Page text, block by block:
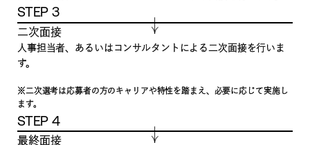
STEP 3
二次面接
人事担当者、あるいはコンサルタントによる二次面接を行いま
す。
※二次選考は応募者の方のキャリアや特性を踏まえ、必要に応じて実施し
ます。
STEP 4
最終面接